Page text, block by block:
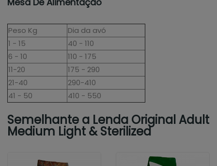
Peso Kg
Dia da avó
1 - 15
40 - 110
6 - 10
110 - 175
11-20
175 - 290
21-40
290-410
41 - 50
410 - 550
Semelhante a Lenda Original Adult
Medium Light & Sterilized